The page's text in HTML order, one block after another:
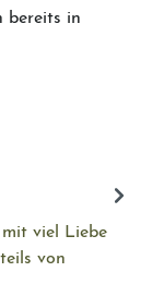
bereits in
viel Liebe
von